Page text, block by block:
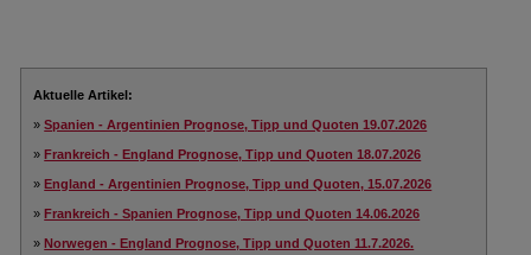
Aktuelle Artikel:
»Spanien - Argentinien Prognose, Tipp und Quoten 19.07.2026
»Frankreich - England Prognose, Tipp und Quoten 18.07.2026
»England - Argentinien Prognose, Tipp und Quoten, 15.07.2026
»Frankreich - Spanien Prognose, Tipp und Quoten 14.06.2026
»Norwegen - England Prognose, Tipp und Quoten 11.7.2026.